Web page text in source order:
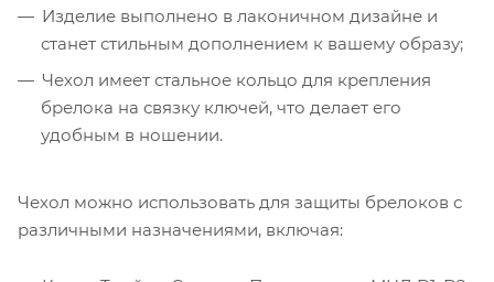
Изделие выполнено в лаконичном дизайне и
станет стильным дополнением к вашему образу;
Чехол имеет стальное кольцо для крепления
брелока на связку ключей, что делает его
удобным в ношении.
Чехол можно использовать для защиты брелоков с
различными назначениями, включая: